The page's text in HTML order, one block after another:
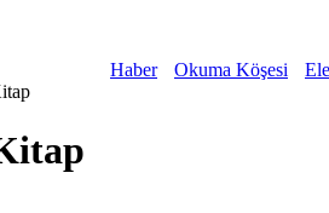
Haber Okuma Köşesi